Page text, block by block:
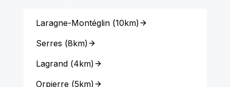
Laragne-Montéglin(10km)
Serres (8km)
Lagrand(4km)
Orpierre(5km)